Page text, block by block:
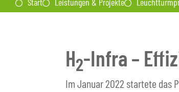
H2-Infra –
Im Januar 2022 startete das